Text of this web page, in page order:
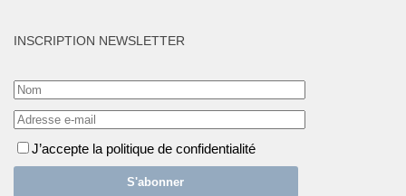
INSCRIPTION NEWSLETTER
J’accepte la politique de confidentialité